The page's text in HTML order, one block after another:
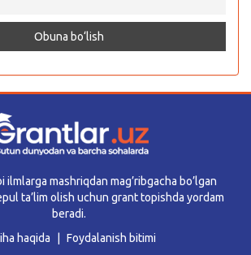
ilmlarga mashriqdan mag’ribgacha bo’lgan
ta’lim olish uchun grant topishda yordam
beradi.
haqida
Foydalanish bitimi